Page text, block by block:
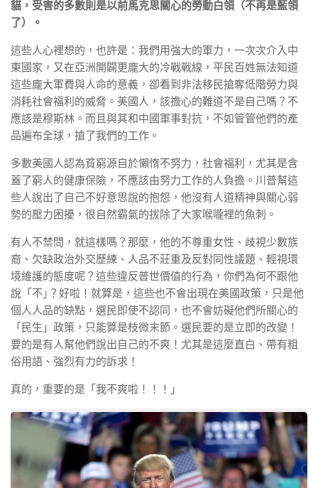
貓，受害的多數則是以前馬克思關心的勞動白領（不再是藍領
了）。
這些人心裡想的，也許是：我們用強大的軍力，一次次介入中
東國家，又在亞洲開闢更龐大的冷戰戰線，平民百姓無法知道
這些龐大軍費與人命的意義，卻看到非法移民搶奪低階勞力與
消耗社會福利的威脅。美國人，該擔心的難道不是自己嗎？不
應該是穆斯林。而且與其和中國軍事對抗，不如管管他們的產
品遍布全球，搶了我們的工作。
多數美國人認為貧窮源自於懶惰不努力，社會福利，尤其是含
蓋了窮人的健康保險，不應該由努力工作的人負擔。川普幫這
些人說出了自己不好意思說的抱怨，他沒有人道精神與關心弱
勢的壓力困擾，很自然霸氣的拔除了大家喉嚨裡的魚刺。
有人不禁問，就這樣嗎？那麼，他的不尊重女性、歧視少數族
裔、欠缺政治外交歷練、人品不莊重及反對同性議題、輕視環
境維護的態度呢？這些違反普世價值的行為，你們為何不跟他
說「不｣？好啦！就算是，這些也不會出現在美國政策，只是他
個人人品的缺點，選民即使不認同，也不會妨礙他們所關心的
「民生」政策，只能算是枝微末節。選民要的是立即的改變！
要的是有人幫他們說出自己的不爽！尤其是這麼直白、帶有粗
俗用語、強烈有力的訴求！
真的，重要的是「我不爽啦！！！｣